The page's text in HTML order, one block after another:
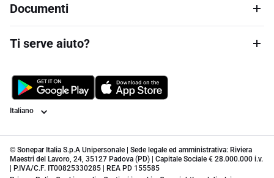
Documenti
Ti serve aiuto?
Lingua
© Sonepar Italia S.p.A Unipersonale | Sede legale ed amministrativa: Riviera
Maestri del Lavoro, 24, 35127 Padova (PD) | Capitale Sociale € 28.000.000 i.v.
| P.IVA/C.F. IT00825330285 | REA PD 155585